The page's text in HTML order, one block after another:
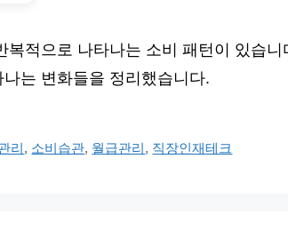
복적으로 나타나는 소비 패턴이 있습
는 변화들을 정리했습니다.
리, 소비습관, 월급관리, 직장인재테크